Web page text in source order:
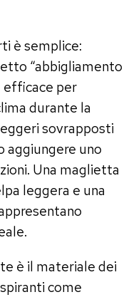
è semplice:
“abbigliamento
efficace per
durante la
sovrapposti
uno
Una maglietta
leggera e una
è il materiale dei
come